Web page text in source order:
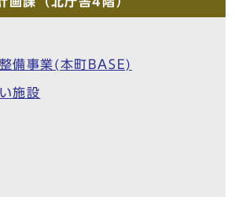
備事業(本町BASE)
施設